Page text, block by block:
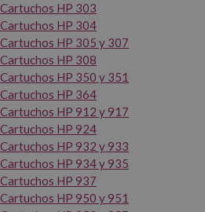
Cartuchos HP 303
Cartuchos HP 304
Cartuchos HP 305 y 307
Cartuchos HP 308
Cartuchos HP 350 y 351
Cartuchos HP 364
Cartuchos HP 912 y 917
Cartuchos HP 924
Cartuchos HP 932 y 933
Cartuchos HP 934 y 935
Cartuchos HP 937
Cartuchos HP 950 y 951